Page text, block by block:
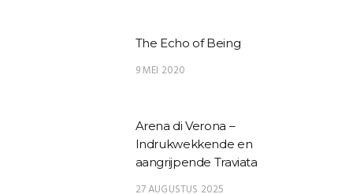
The Echo of Being
9 MEI 2020
Arena di Verona –
Indrukwekkende en
aangrijpende Traviata
27 AUGUSTUS 2025